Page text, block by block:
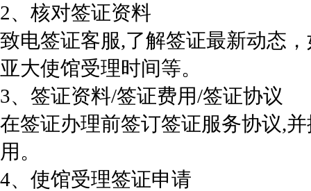
2、核对签证资料
致电签证客服,了解签证最新动态
亚大使馆受理时间等。
3、签证资料/签证费用/签证协议
在签证办理前签订签证服务协议,
用。
4、使馆受理签证申请